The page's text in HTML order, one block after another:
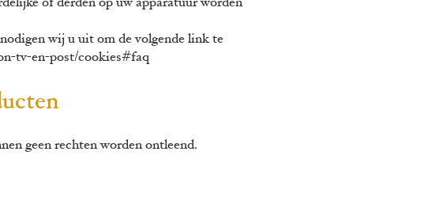
wij u uit om de volgende link te
tv-en-post/cookies#faq
geen rechten worden ontleend.